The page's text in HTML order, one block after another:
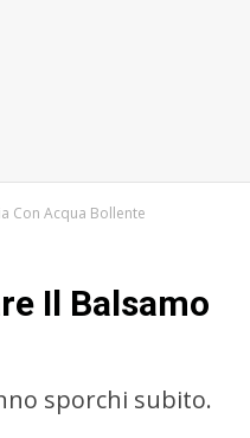
Con Acqua Bollente
Il Balsamo
sporchi subito.